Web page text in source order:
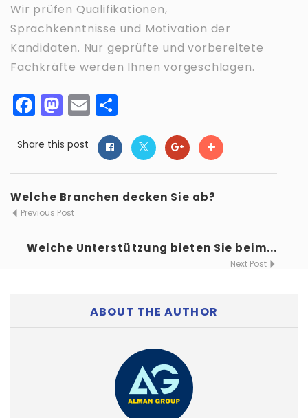
Wir prüfen Qualifikationen,
Sprachkenntnisse und Motivation der
Kandidaten. Nur geprüfte und vorbereitete
Fachkräfte werden Ihnen vorgeschlagen.
Facebook
Mastodon
Email
Share this post
Welche Branchen decken Sie ab?
Previous Post
Welche Unterstützung bieten Sie beim...
Next Post
ABOUT THE AUTHOR